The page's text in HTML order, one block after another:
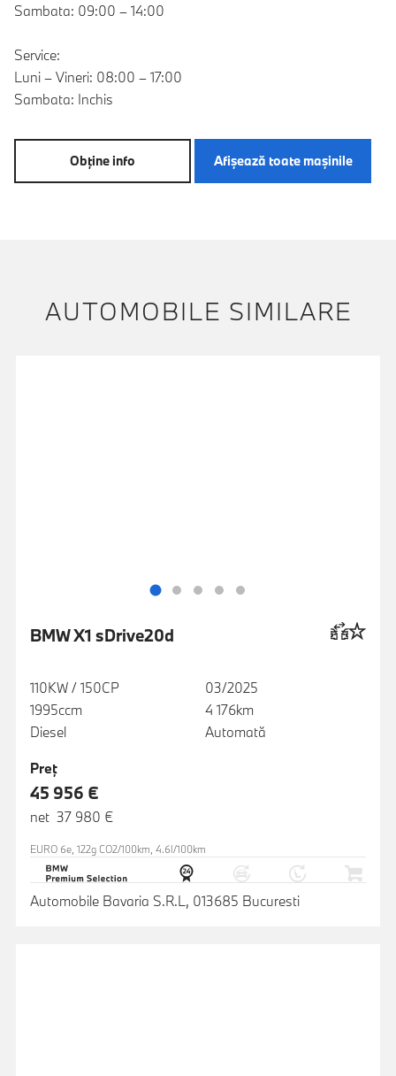
Sambata: 09:00 – 14:00
Service:
Luni – Vineri: 08:00 – 17:00
Sambata: Inchis
Obţine info Afişează toate maşinile
AUTOMOBILE SIMILARE
BMW X1 sDrive20d
110KW / 150CP
1995ccm
Diesel
03/2025
4 176km
Automată
Preţ
45 956 €
net 37 980 €
EURO 6e, 122g CO2/100km, 4.6l/100km
Automobile Bavaria S.R.L, 013685 Bucuresti